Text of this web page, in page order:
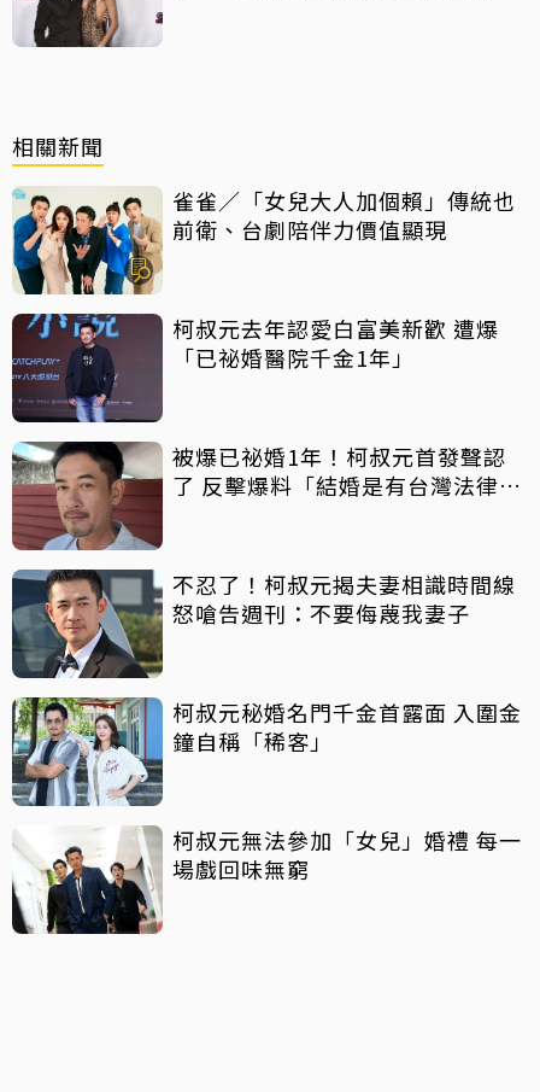
相關新聞
雀雀／「女兒大人加個賴」傳統也
前衛、台劇陪伴力價值顯現
柯叔元去年認愛白富美新歡 遭爆
「已祕婚醫院千金1年」
被爆已祕婚1年！柯叔元首發聲認
了 反擊爆料「結婚是有台灣法律見
不忍了！柯叔元揭夫妻相識時間線
怒嗆告週刊：不要侮蔑我妻子
柯叔元秘婚名門千金首露面 入圍金
鐘自稱「稀客」
柯叔元無法參加「女兒」婚禮 每一
場戲回味無窮